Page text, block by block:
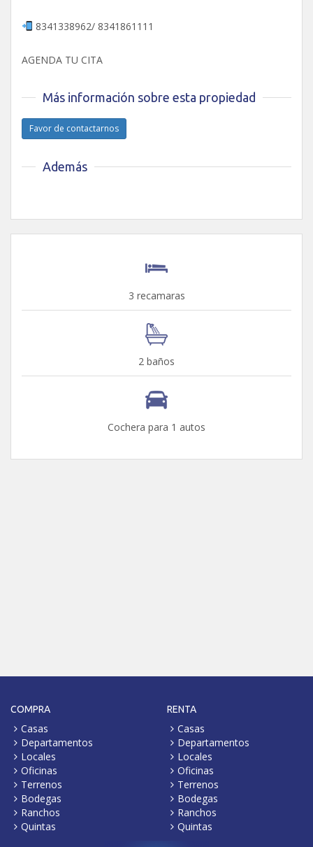
8341338962/ 8341861111
AGENDA TU CITA
Más información sobre esta propiedad
Favor de contactarnos
Además
3 recamaras
2 baños
Cochera para 1 autos
COMPRA
Casas
Departamentos
Locales
Oficinas
Terrenos
Bodegas
Ranchos
Quintas
RENTA
Casas
Departamentos
Locales
Oficinas
Terrenos
Bodegas
Ranchos
Quintas